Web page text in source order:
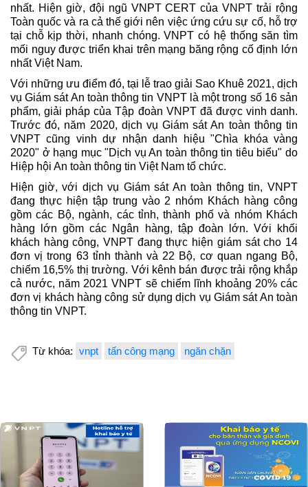
nhất. Hiện giờ, đội ngũ VNPT CERT của VNPT trải rộng
Toàn quốc và ra cả thế giới nên việc ứng cứu sự cố, hỗ trợ
tại chỗ kịp thời, nhanh chóng. VNPT có hệ thống săn tìm
mối nguy được triển khai trên mạng băng rộng cố định lớn
nhất Việt Nam.
Với những ưu điểm đó, tại lễ trao giải Sao Khuê 2021, dịch
vụ Giám sát An toàn thông tin VNPT là một trong số 16 sản
phẩm, giải pháp của Tập đoàn VNPT đã được vinh danh.
Trước đó, năm 2020, dịch vụ Giám sát An toàn thông tin
VNPT cũng vinh dự nhận danh hiệu "Chìa khóa vàng
2020" ở hạng mục "Dịch vụ An toàn thông tin tiêu biểu" do
Hiệp hội An toàn thông tin Việt Nam tổ chức.
Hiện giờ, với dịch vụ Giám sát An toàn thông tin, VNPT
đang thực hiện tập trung vào 2 nhóm Khách hàng công
gồm các Bộ, ngành, các tỉnh, thành phố và nhóm Khách
hàng lớn gồm các Ngân hàng, tập đoàn lớn. Với khối
khách hàng công, VNPT đang thực hiện giám sát cho 14
đơn vị trong 63 tỉnh thành và 22 Bộ, cơ quan ngang Bộ,
chiếm 16,5% thị trường. Với kênh bán được trải rộng khắp
cả nước, năm 2021 VNPT sẽ chiếm lĩnh khoảng 20% các
đơn vị khách hàng công sử dụng dịch vụ Giám sát An toàn
thông tin VNPT.
Từ khóa: vnpt tấn công mạng ngăn chặn